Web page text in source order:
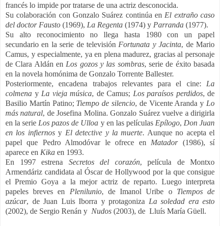
francés lo impide por tratarse de una actriz desconocida.
Su colaboración con Gonzalo Suárez continúa en El extraño caso
del doctor Fausto (1969), La Regenta (1974) y Parranda (1977).
Su alto reconocimiento no llega hasta 1980 con un papel
secundario en la serie de televisión Fortunata y Jacinta, de Mario
Camus, y especialmente, ya en plena madurez, gracias al personaje
de Clara Aldán en Los gozos y las sombras, serie de éxito basada
en la novela homónima de Gonzalo Torrente Ballester.
Posteriormente, encadena trabajos relevantes para el cine: La
colmena y La vieja música, de Camus; Los paraísos perdidos, de
Basilio Martín Patino; Tiempo de silencio, de Vicente Aranda y Lo
más natural, de Josefina Molina. Gonzalo Suárez vuelve a dirigirla
en la serie Los pazos de Ulloa y en las películas Epílogo, Don Juan
en los infiernosy El detective y la muerte. Aunque no acepta el
papel que Pedro Almodóvar le ofrece en Matador(1986), sí
aparece en Kika en 1993.
En 1997 estrena Secretos del corazón, película de Montxo
Armendáriz candidata al Óscar de Hollywood por la que consigue
el Premio Goya a la mejor actriz de reparto. Luego interpreta
papeles breves en Plenilunio, de Imanol Uribe o Tiempos de
azúcar, de Juan Luis Iborra y protagoniza La soledad era esto
(2002), de Sergio Renán y Nudos (2003), de Lluís María Güell.